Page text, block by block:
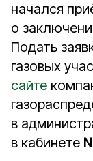
начался
о
Подать
газовых
сайте
в
в кабинете